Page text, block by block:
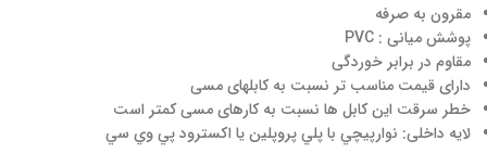
مقرون به صرفه
پوشش میانی : PVC
ﻣﻘﺎﻭم در برابر ﺧﻮﺭﺩگی
دارای قیمت مناسب تر نسبت به کابلهای مسی
خطر سرقت این کابل ها نسبت به کارهای مسی کمتر است
لایه داخلی: نوارپيچي با پلي پروپلين يا اكسترود پي وي سي